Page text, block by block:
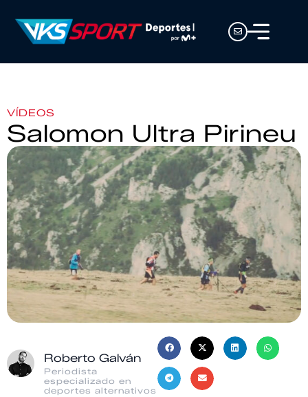
VÍDEOS
Salomon Ultra Pirineu
Roberto Galván
Periodista
especializado en
deportes alternativos